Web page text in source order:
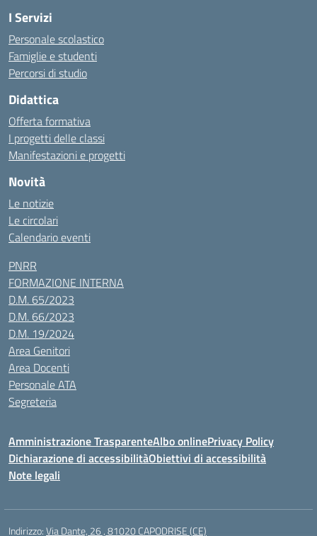
I Servizi
Personale scolastico
Famiglie e studenti
Percorsi di studio
Didattica
Offerta formativa
I progetti delle classi
Manifestazioni e progetti
Novità
Le notizie
Le circolari
Calendario eventi
PNRR
FORMAZIONE INTERNA
D.M. 65/2023
D.M. 66/2023
D.M. 19/2024
Area Genitori
Area Docenti
Personale ATA
Segreteria
Amministrazione TrasparenteAlbo onlinePrivacy Policy
Dichiarazione di accessibilitàObiettivi di accessibilità
Note legali
Indirizzo:Via Dante, 26 , 81020 CAPODRISE (CE)